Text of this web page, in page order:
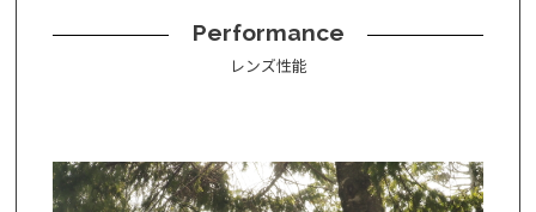
Performance
レンズ性能